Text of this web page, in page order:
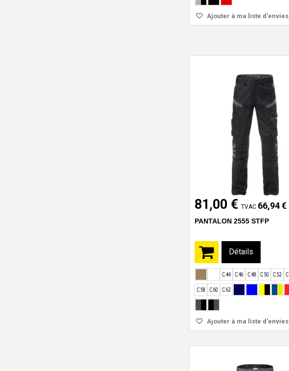
Ajouter à ma liste d'envies
81,00 € TVAC 66,94 €
PANTALON 2555 STFP
Détails
Ajouter à ma liste d'envies